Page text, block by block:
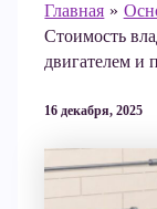
Главная
Стоимость
двигателем и
16 декабря, 2025